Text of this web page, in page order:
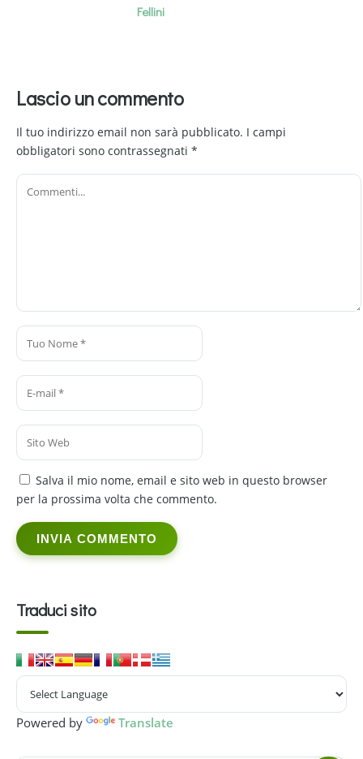
Fellini
Lascio un commento
Il tuo indirizzo email non sarà pubblicato. I campi
obbligatori sono contrassegnati *
Salva il mio nome, email e sito web in questo browser
per la prossima volta che commento.
Traduci sito
Powered by Translate